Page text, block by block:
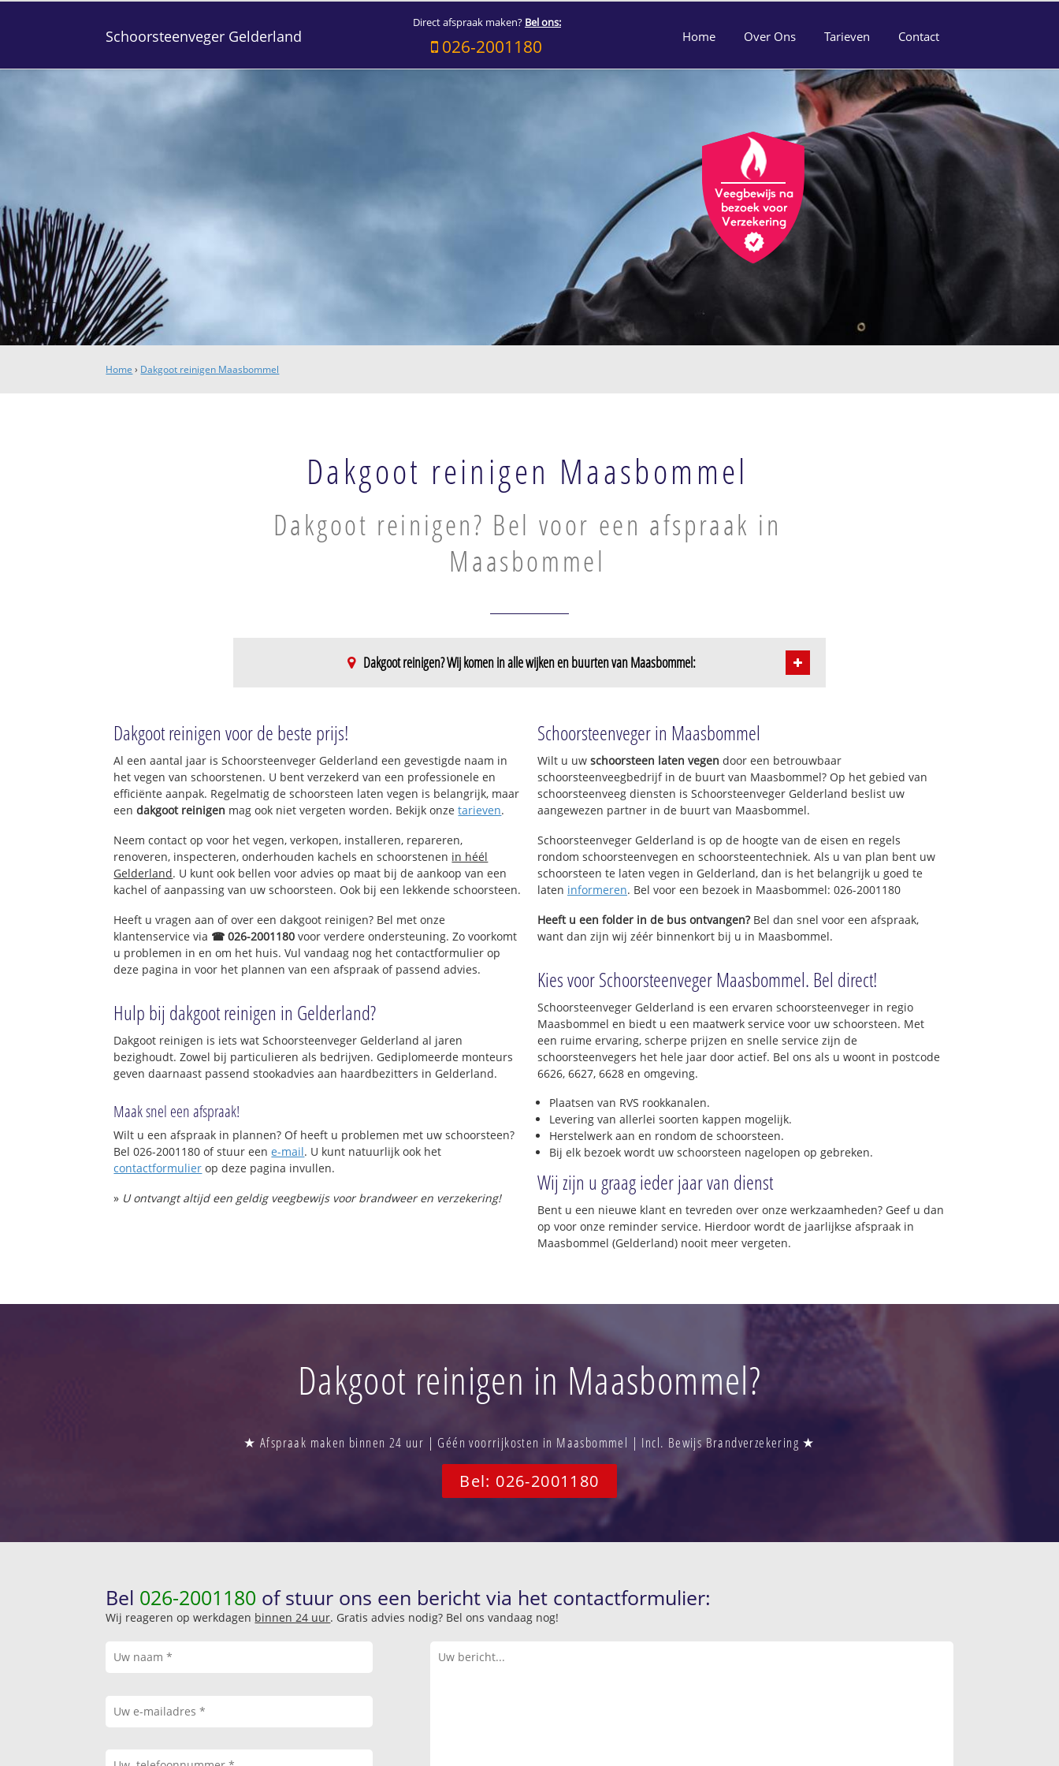
Schoorsteenveger Gelderland
Direct afspraak maken? Bel ons:
026-2001180 Home Over Ons Tarieven Contact
Home › Dakgoot reinigen Maasbommel
Dakgoot reinigen Maasbommel
Dakgoot reinigen? Bel voor een afspraak in
Maasbommel
Dakgoot reinigen? Wij komen in alle wijken en buurten van Maasbommel:
Dakgoot reinigen voor de beste prijs!
Al een aantal jaar is Schoorsteenveger Gelderland een gevestigde naam in
het vegen van schoorstenen. U bent verzekerd van een professionele en
efficiënte aanpak. Regelmatig de schoorsteen laten vegen is belangrijk, maar
eendakgoot reinigen mag ook niet vergeten worden. Bekijk onzetarieven.
Neem contact op voor het vegen, verkopen, installeren, repareren,
renoveren, inspecteren, onderhouden kachels en schoorstenen in héél
Gelderland. U kunt ook bellen voor advies op maat bij de aankoop van een
kachel of aanpassing van uw schoorsteen. Ook bij een lekkende schoorsteen.
Heeft u vragen aan of over een dakgoot reinigen? Bel met onze
klantenservice via ☎ 026-2001180 voor verdere ondersteuning. Zo voorkomt
u problemen in en om het huis. Vul vandaag nog het contactformulier op
deze pagina in voor het plannen van een afspraak of passend advies.
Hulp bij dakgoot reinigen in Gelderland?
Dakgoot reinigen is iets wat Schoorsteenveger Gelderland al jaren
bezighoudt. Zowel bij particulieren als bedrijven. Gediplomeerde monteurs
geven daarnaast passend stookadvies aan haardbezitters in Gelderland.
Maak snel een afspraak!
Wilt u een afspraak in plannen? Of heeft u problemen met uw schoorsteen?
Bel 026-2001180 of stuur eene-mail. U kunt natuurlijk ook het
contactformulier op deze pagina invullen.
» U ontvangt altijd een geldig veegbewijs voor brandweer en verzekering!
Schoorsteenveger in Maasbommel
Wilt u uw schoorsteen laten vegen door een betrouwbaar
schoorsteenveegbedrijf in de buurt van Maasbommel? Op het gebied van
schoorsteenveeg diensten is Schoorsteenveger Gelderland beslist uw
aangewezen partner in de buurt van Maasbommel.
Schoorsteenveger Gelderland is op de hoogte van de eisen en regels
rondom schoorsteenvegen en schoorsteentechniek. Als u van plan bent uw
schoorsteen te laten vegen in Gelderland, dan is het belangrijk u goed te
laten informeren. Bel voor een bezoek in Maasbommel: 026-2001180
Heeft u een folder in de bus ontvangen?Bel dan snel voor een afspraak,
want dan zijn wij zéér binnenkort bij u in Maasbommel.
Kies voor Schoorsteenveger Maasbommel. Bel direct!
Schoorsteenveger Gelderland is een ervaren schoorsteenveger in regio
Maasbommel en biedt u een maatwerk service voor uw schoorsteen. Met
een ruime ervaring, scherpe prijzen en snelle service zijn de
schoorsteenvegers het hele jaar door actief. Bel ons als u woont in postcode
6626, 6627, 6628 en omgeving.
Plaatsen van RVS rookkanalen.
Levering van allerlei soorten kappen mogelijk.
Herstelwerk aan en rondom de schoorsteen.
Bij elk bezoek wordt uw schoorsteen nagelopen op gebreken.
Wij zijn u graag ieder jaar van dienst
Bent u een nieuwe klant en tevreden over onze werkzaamheden? Geef u dan
op voor onze reminder service. Hierdoor wordt de jaarlijkse afspraak in
Maasbommel (Gelderland) nooit meer vergeten.
Dakgoot reinigen in Maasbommel?
★ Afspraak maken binnen 24 uur | Géén voorrijkosten in Maasbommel | Incl. Bewijs Brandverzekering ★
Bel: 026-2001180
Bel 026-2001180 of stuur ons een bericht via het contactformulier:
Wij reageren op werkdagen binnen 24 uur. Gratis advies nodig? Bel ons vandaag nog!